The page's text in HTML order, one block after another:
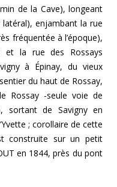
de la Cave), longeant
enjambant la rue
fréquentée à l’époque),
et la rue des Rossays
à Épinay, du vieux
du haut de Rossay,
Rossay -seule voie de
sortant de Savigny en
; corollaire de cette
construite sur un petit
en 1844, près du pont